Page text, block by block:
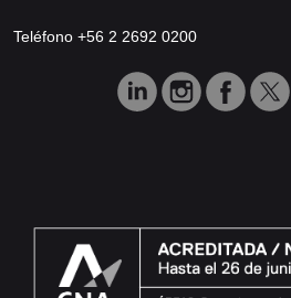
Teléfono +56 2 2692 0200